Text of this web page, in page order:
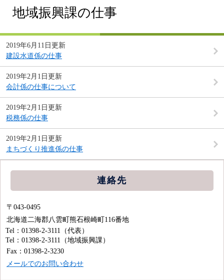
地域振興課の仕事
2019年6月11日更新
建設水道係の仕事
2019年2月1日更新
会計係の仕事について
2019年2月1日更新
税務係の仕事
2019年2月1日更新
まちづくり推進係の仕事
連絡先
〒043-0495
北海道二海郡八雲町熊石根崎町116番地
Tel：01398-2-3111 （代表）
Tel：01398-2-3111 （地域振興課）
Fax：01398-2-3230
メールでのお問い合わせ